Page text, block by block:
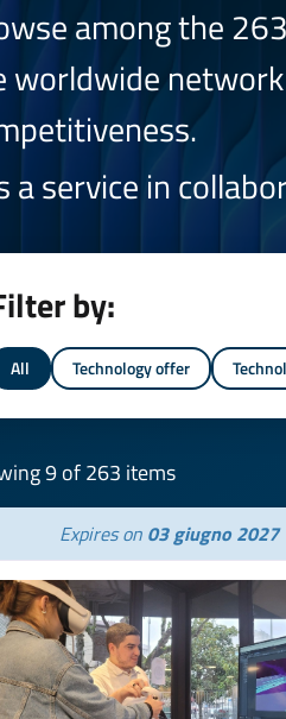
among the
worldwide
a service in
by:
All Technology offer
9 of 263 items
Expires on 03 giugno 2027